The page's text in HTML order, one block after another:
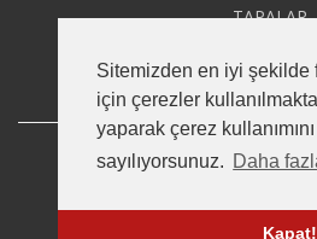
Sitemizden en iyi şekilde
için çerezler
yaparak çerez
sayılıyorsunuz. Daha
Kapat!
TAPALAR
Copyright © 2020 Namtek
KVKK